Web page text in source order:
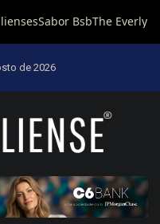
de 2026
por Brasília